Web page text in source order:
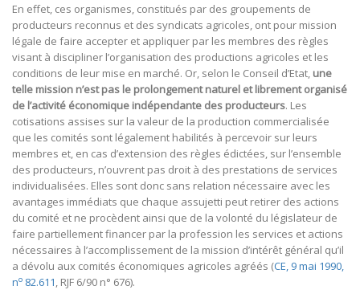
En effet, ces organismes, constitués par des groupements de
producteurs reconnus et des syndicats agricoles, ont pour mission
légale de faire accepter et appliquer par les membres des règles
visant à discipliner l’organisation des productions agricoles et les
conditions de leur mise en marché. Or, selon le Conseil d’Etat, une
telle mission n’est pas le prolongement naturel et librement organisé
de l’activité économique indépendante des producteurs. Les
cotisations assises sur la valeur de la production commercialisée
que les comités sont légalement habilités à percevoir sur leurs
membres et, en cas d’extension des règles édictées, sur l’ensemble
des producteurs, n’ouvrent pas droit à des prestations de services
individualisées. Elles sont donc sans relation nécessaire avec les
avantages immédiats que chaque assujetti peut retirer des actions
du comité et ne procèdent ainsi que de la volonté du législateur de
faire partiellement financer par la profession les services et actions
nécessaires à l’accomplissement de la mission d’intérêt général qu’il
a dévolu aux comités économiques agricoles agréés (CE, 9 mai 1990,
no 82.611 , RJF 6/90 n° 676).